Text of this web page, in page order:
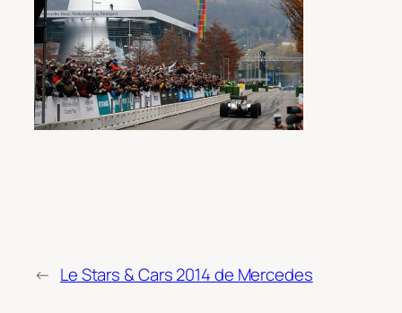
← Le Stars & Cars 2014 de Mercedes